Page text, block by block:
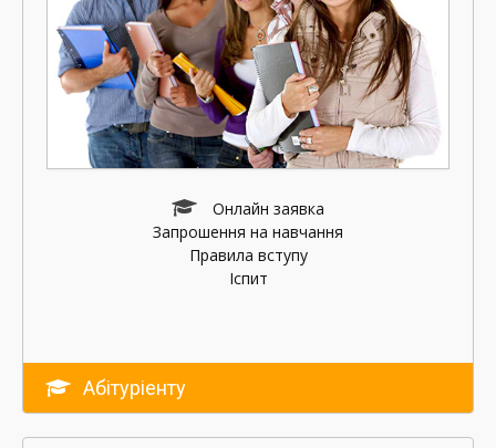
Онлайн заявка
Запрошення на навчання
Правила вступу
Іспит
Абітуріенту